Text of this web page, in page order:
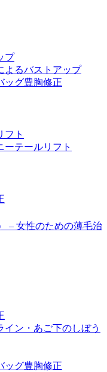
プ
よるバストアップ
ッグ豊胸修正
フト
ーテールリフト
– 女性のための薄毛治
イン・あご下のしぼう
ッグ豊胸修正